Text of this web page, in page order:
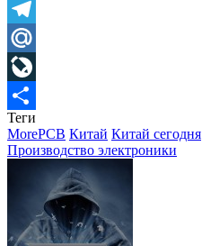
Skype
Telegram
Mail.Ru
LiveJournal
Отправить
Теги
MorePCB Китай Китай сегодня
Производство электроники